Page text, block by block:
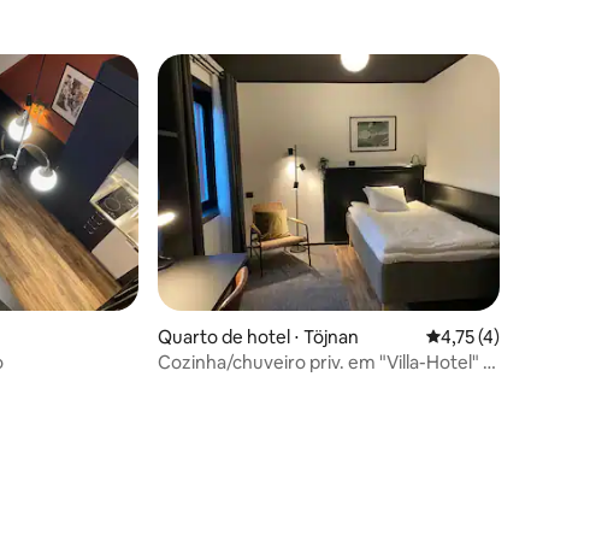
Quarto de hotel ⋅ Töjnan 4,75 de uma
4,75 (4)
Cozinha/chuveiro priv. em "Villa-Hotel" +